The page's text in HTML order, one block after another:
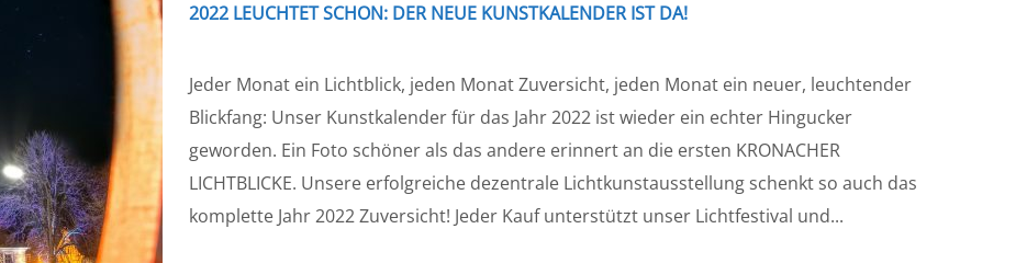
2022 LEUCHTET SCHON: DER NEUE KUNSTKALENDER IST DA!
Jeder Monat ein Lichtblick, jeden Monat Zuversicht, jeden Monat ein neuer, leuchtender
Blickfang: Unser Kunstkalender für das Jahr 2022 ist wieder ein echter Hingucker
geworden. Ein Foto schöner als das andere erinnert an die ersten KRONACHER
LICHTBLICKE. Unsere erfolgreiche dezentrale Lichtkunstausstellung schenkt so auch das
komplette Jahr 2022 Zuversicht! Jeder Kauf unterstützt unser Lichtfestival und...